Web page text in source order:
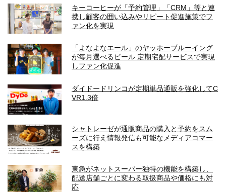
キーコーヒーが「予約管理」「CRM」等と連
携し顧客の囲い込みやリピート促進施策でフ
ァン化を実現
「よなよなエール」のヤッホーブルーイング
が毎月選べるビール 定期宅配サービスで実現
しファン化促進
ダイドードリンコが定期単品通販を強化してC
VR1.3倍
シャトレーゼが通販商品の購入と予約をスム
ーズに行え情報発信も可能なメディアコマー
スを構築
東急がネットスーパー独特の機能を構築し、
配送店舗ごとに変わる取扱商品や価格にも対
応